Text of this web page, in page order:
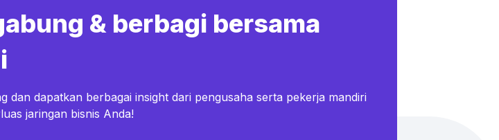
& berbagi bersama
dan dapatkan berbagai insight dari pengusaha serta pekerja mandiri
jaringan bisnis Anda!